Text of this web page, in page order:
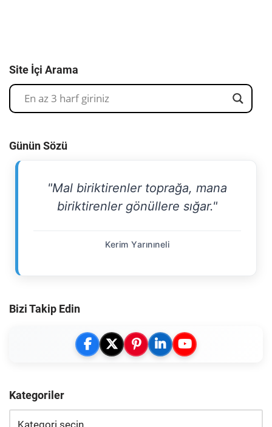
Site İçi Arama
Günün Sözü
"Mal biriktirenler toprağa, mana
biriktirenler gönüllere sığar."
Kerim Yarınıneli
Bizi Takip Edin
Kategoriler